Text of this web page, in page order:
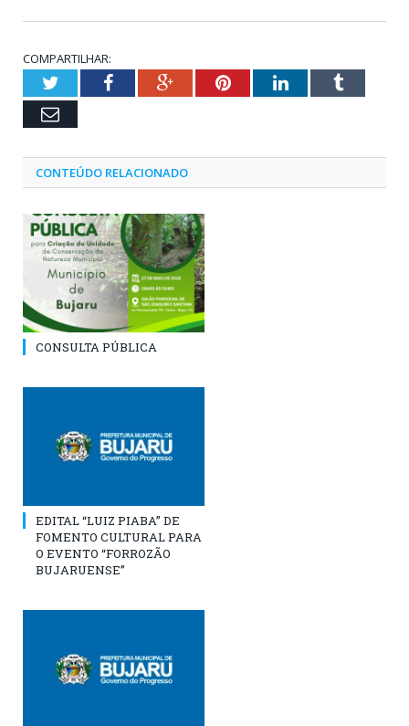
COMPARTILHAR:
TwitterFacebookGoogle+PinterestLinkedInTumblr
Email
CONTEÚDO RELACIONADO
CONSULTA PÚBLICA
EDITAL “LUIZ PIABA” DE
FOMENTO CULTURAL PARA
O EVENTO “FORROZÃO
BUJARUENSE”